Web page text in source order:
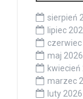
sierpień
lipiec
czerwiec
maj 2026
kwiecień
marzec
luty 2026